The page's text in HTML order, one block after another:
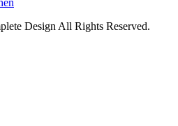
Design All Rights Reserved.